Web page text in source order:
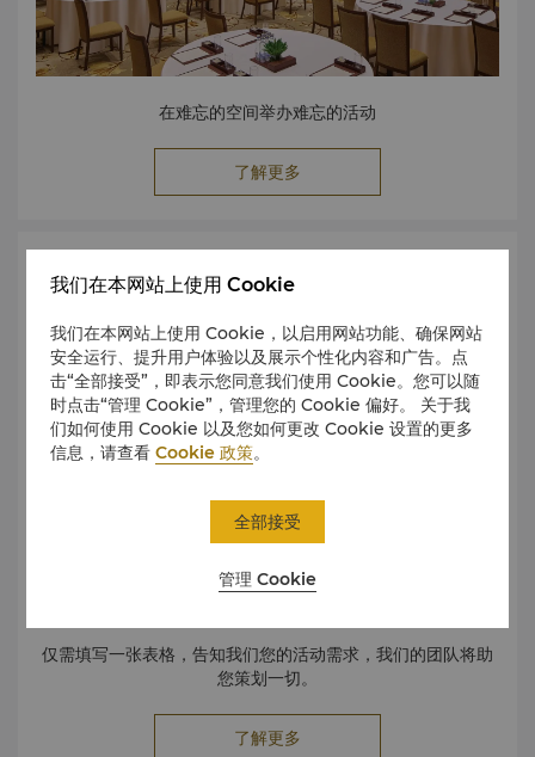
在难忘的空间举办难忘的活动
了解更多
索取建议书
仅需填写一张表格，告知我们您的活动需求，我们的团队将助
您策划一切。
了解更多
我们在本网站上使用 Cookie
我们在本网站上使用 Cookie，以启用网站功能、确保网站
安全运行、提升用户体验以及展示个性化内容和广告。点
击“全部接受”，即表示您同意我们使用 Cookie。您可以随
时点击“管理 Cookie”，管理您的 Cookie 偏好。 关于我
们如何使用 Cookie 以及您如何更改 Cookie 设置的更多
信息，请查看Cookie 政策。
管理 Cookie
全部接受